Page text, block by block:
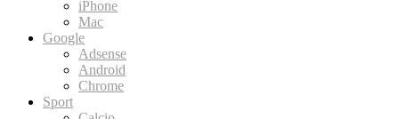
iPhone
Mac
Google
Adsense
Android
Chrome
Sport